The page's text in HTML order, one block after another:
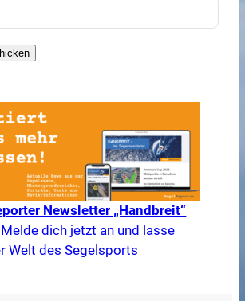
Newsletter „Handbreit“
Melde dich jetzt an und lasse
Welt des Segelsports